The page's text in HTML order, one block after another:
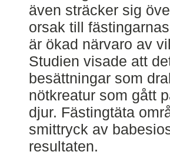
även sträcker sig
orsak till
är ökad närvaro av
Studien visade att
besättningar som
nötkreatur som gått
djur. Fästingtäta
smittryck av
resultaten.